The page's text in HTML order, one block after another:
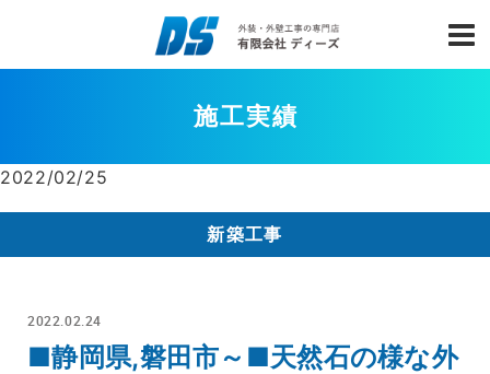
施工実績
2022/02/25
新築工事
2022.02.24
■静岡県,磐田市～■天然石の様な外